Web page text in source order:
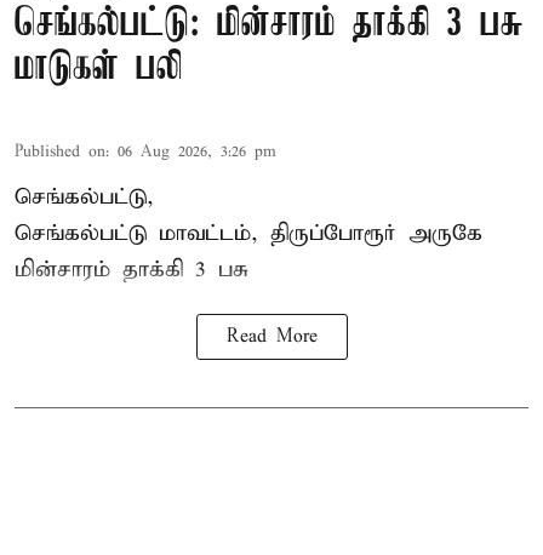
செங்கல்பட்டு: மின்சாரம் தாக்கி 3 பசு
மாடுகள் பலி
Published on: 06 Aug 2026, 3:26 pm
செங்கல்பட்டு,
செங்கல்பட்டு மாவட்டம், திருப்போரூர் அருகே
மின்சாரம் தாக்கி 3 பசு
Read More